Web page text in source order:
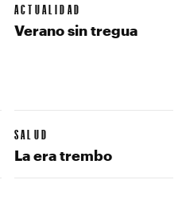
ACTUALIDAD
Verano sin tregua
SALUD
La era trembo